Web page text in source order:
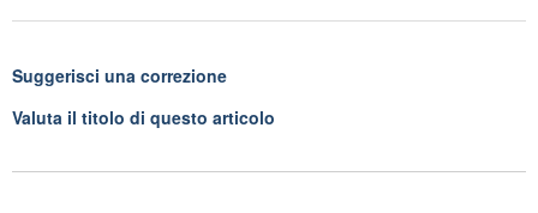
Suggerisci una correzione
Valuta il titolo di questo articolo